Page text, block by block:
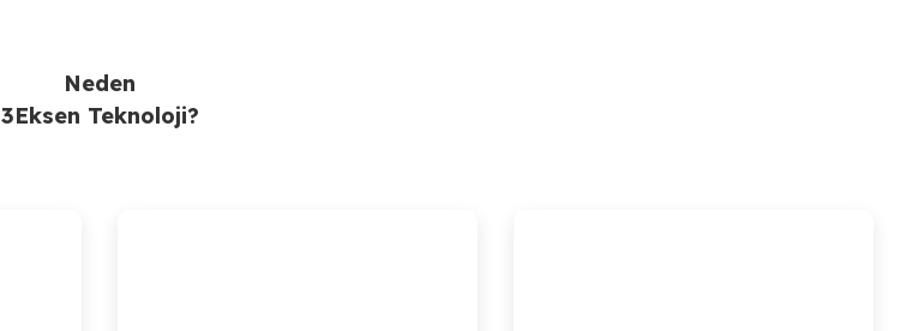
Neden
3Eksen Teknoloji?